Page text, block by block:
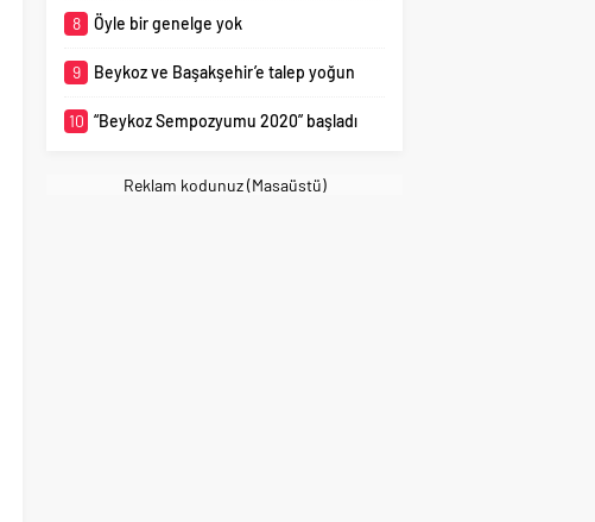
8 Öyle bir genelge yok
9 Beykoz ve Başakşehir’e talep yoğun
10 “Beykoz Sempozyumu 2020” başladı
Reklam kodunuz (Masaüstü)